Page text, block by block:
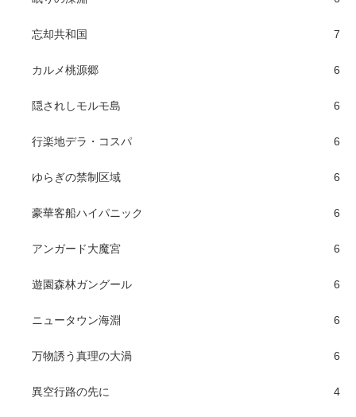
忘却共和国 7
カルメ桃源郷 6
隠されしモルモ島 6
行楽地デラ・コスパ 6
ゆらぎの禁制区域 6
豪華客船ハイパニック 6
アンガード大魔宮 6
遊園森林ガングール 6
ニュータウン海淵 6
万物誘う真理の大渦 6
異空行路の先に 4